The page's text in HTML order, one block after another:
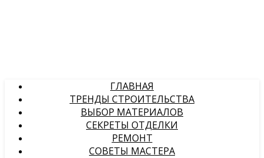
ГЛАВНАЯ
ТРЕНДЫ СТРОИТЕЛЬСТВА
ВЫБОР МАТЕРИАЛОВ
СЕКРЕТЫ ОТДЕЛКИ
РЕМОНТ
СОВЕТЫ МАСТЕРА